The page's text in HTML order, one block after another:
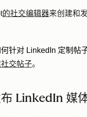
的社交编辑器来创建和
针对 LinkedIn 定制帖
交帖子。
LinkedIn 媒